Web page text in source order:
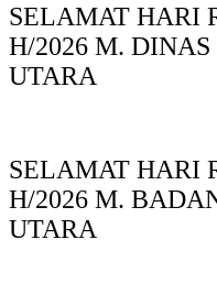
SELAMAT HARI
H/2026 M.
UTARA
SELAMAT HARI
H/2026 M.
UTARA